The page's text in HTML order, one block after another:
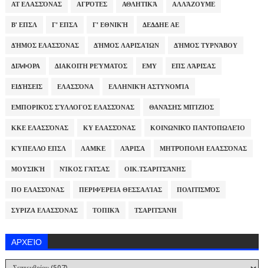
ΑΤ ΕΛΑΣΣΌΝΑΣ ΑΓΡΌΤΕΣ ΑΘΛΗΤΙΚΆ ΑΛΛΆΖΟΥΜΕ
Β' ΕΠΣΛ Γ' ΕΠΣΛ Γ' ΕΘΝΙΚΉ ΔΕΔΔΗΕ ΑΕ
ΔΉΜΟΣ ΕΛΑΣΣΌΝΑΣ ΔΉΜΟΣ ΛΑΡΙΣΑΊΩΝ ΔΉΜΟΣ ΤΥΡΝΆΒΟΥ
ΔΙΆΦΟΡΑ ΔΙΑΚΟΠΉ ΡΕΎΜΑΤΟΣ ΕΜΥ ΕΠΣ ΛΆΡΙΣΑΣ
ΕΙΔΉΣΕΙΣ ΕΛΑΣΣΌΝΑ ΕΛΛΗΝΙΚΉ ΑΣΤΥΝΟΜΊΑ
ΕΜΠΟΡΙΚΌΣ ΣΎΛΛΟΓΟΣ ΕΛΑΣΣΌΝΑΣ ΘΑΝΆΣΗΣ ΜΠΊΖΙΟΣ
ΚΚΕ ΕΛΑΣΣΌΝΑΣ ΚΥ ΕΛΑΣΣΌΝΑΣ ΚΟΙΝΩΝΙΚΌ ΠΑΝΤΟΠΩΛΕΊΟ
ΚΎΠΕΛΛΟ ΕΠΣΛ ΛΑΜΚΕ ΛΆΡΙΣΑ ΜΗΤΡΌΠΟΛΗ ΕΛΑΣΣΌΝΑΣ
ΜΟΥΣΙΚΉ ΝΊΚΟΣ ΓΆΤΣΑΣ ΟΙΚ.ΤΣΑΡΙΤΣΆΝΗΣ
ΠΟ ΕΛΑΣΣΌΝΑΣ ΠΕΡΙΦΈΡΕΙΑ ΘΕΣΣΑΛΊΑΣ ΠΟΛΙΤΙΣΜΌΣ
ΣΥΡΙΖΑ ΕΛΑΣΣΌΝΑΣ ΤΟΠΙΚΆ ΤΣΑΡΙΤΣΆΝΗ
ΑΡΧΕΊΟ